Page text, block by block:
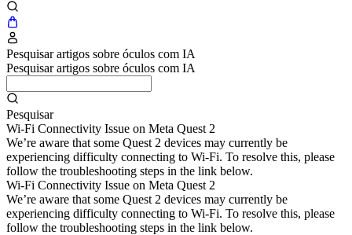
Pesquisar artigos sobre óculos com IA
Pesquisar artigos sobre óculos com IA
Pesquisar
Wi-Fi Connectivity Issue on Meta Quest 2
We’re aware that some Quest 2 devices may currently be
experiencing difficulty connecting to Wi-Fi. To resolve this, please
follow the troubleshooting steps in the link below.
Wi-Fi Connectivity Issue on Meta Quest 2
We’re aware that some Quest 2 devices may currently be
experiencing difficulty connecting to Wi-Fi. To resolve this, please
follow the troubleshooting steps in the link below.